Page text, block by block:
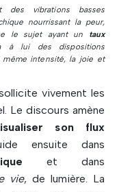
des vibrations basses
nourrissant la peur,
le sujet ayant un taux
à lui des dispositions
même intensité, la joie et
vivement les
Le discours amène
son flux
ensuite dans
et dans
vie, de lumière. La